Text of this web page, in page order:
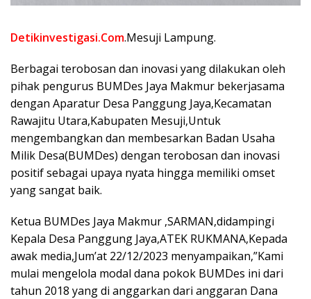
Detikinvestigasi.Com.Mesuji Lampung.
Berbagai terobosan dan inovasi yang dilakukan oleh
pihak pengurus BUMDes Jaya Makmur bekerjasama
dengan Aparatur Desa Panggung Jaya,Kecamatan
Rawajitu Utara,Kabupaten Mesuji,Untuk
mengembangkan dan membesarkan Badan Usaha
Milik Desa(BUMDes) dengan terobosan dan inovasi
positif sebagai upaya nyata hingga memiliki omset
yang sangat baik.
Ketua BUMDes Jaya Makmur ,SARMAN,didampingi
Kepala Desa Panggung Jaya,ATEK RUKMANA,Kepada
awak media,Jum’at 22/12/2023 menyampaikan,”Kami
mulai mengelola modal dana pokok BUMDes ini dari
tahun 2018 yang di anggarkan dari anggaran Dana